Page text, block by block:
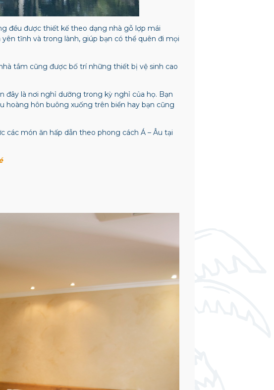
đều được thiết kế theo dạng nhà gỗ lợp mái
tĩnh và trong lành, giúp bạn có thể quên đi mọi
tắm cũng được bố trí những thiết bị vệ sinh cao
đây là nơi nghỉ dưỡng trong kỳ nghỉ của họ. Bạn
hoàng hôn buông xuống trên biển hay bạn cũng
món ăn hấp dẫn theo phong cách Á – Âu tại